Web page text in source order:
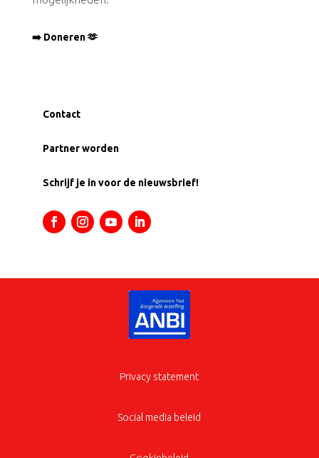
➡️ Doneren 🫶
Contact
Partner worden
Schrijf je in voor de nieuwsbrief!
Privacy statement
Social media beleid